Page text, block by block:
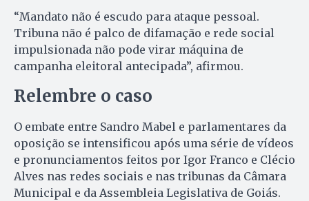
“Mandato não é escudo para ataque pessoal.
Tribuna não é palco de difamação e rede social
impulsionada não pode virar máquina de
campanha eleitoral antecipada”, afirmou.
Relembre o caso
O embate entre Sandro Mabel e parlamentares da
oposição se intensificou após uma série de vídeos
e pronunciamentos feitos por Igor Franco e Clécio
Alves nas redes sociais e nas tribunas da Câmara
Municipal e da Assembleia Legislativa de Goiás.